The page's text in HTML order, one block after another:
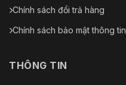
Chính sách đổi trả hàng
Chính sách bảo mật thông tin
THÔNG TIN